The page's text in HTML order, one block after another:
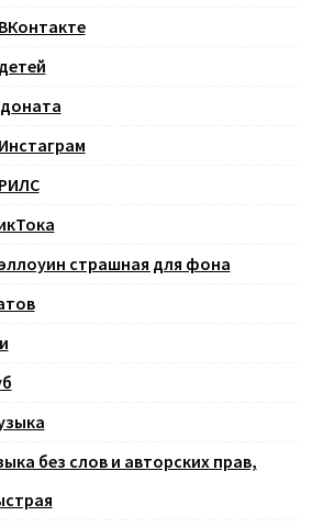
страшная для фона
без слов и авторских прав,